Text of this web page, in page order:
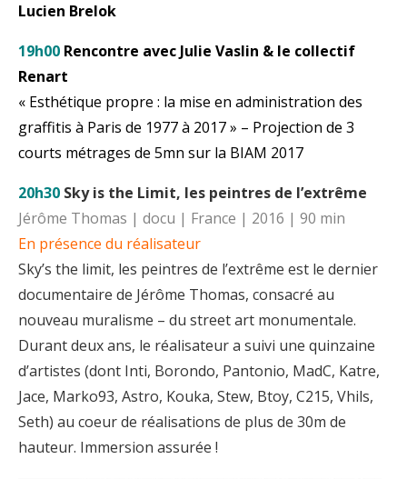
Lucien Brelok
19h00 Rencontre avec Julie Vaslin & le collectif
Renart
« Esthétique propre : la mise en administration des
graffitis à Paris de 1977 à 2017 » – Projection de 3
courts métrages de 5mn sur la BIAM 2017
20h30 Sky is the Limit, les peintres de l’extrême
Jérôme Thomas | docu | France | 2016 | 90 min
En présence du réalisateur
Sky’s the limit, les peintres de l’extrême est le dernier
documentaire de Jérôme Thomas, consacré au
nouveau muralisme – du street art monumentale.
Durant deux ans, le réalisateur a suivi une quinzaine
d’artistes (dont Inti, Borondo, Pantonio, MadC, Katre,
Jace, Marko93, Astro, Kouka, Stew, Btoy, C215, Vhils,
Seth) au coeur de réalisations de plus de 30m de
hauteur. Immersion assurée !